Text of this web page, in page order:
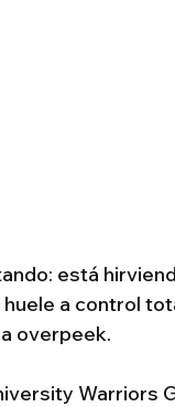
está
a control
overpeek.
Warriors